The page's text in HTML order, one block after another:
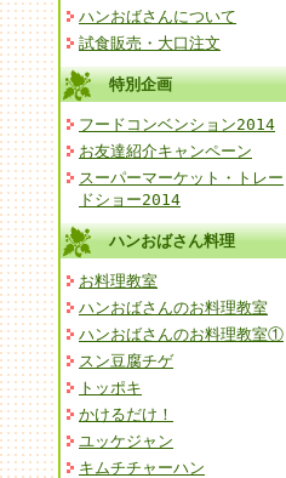
ハンおばさんについて
試食販売・大口注文
特別企画
フードコンベンション2014
お友達紹介キャンペーン
スーパーマーケット・トレー
ドショー2014
ハンおばさん料理
お料理教室
ハンおばさんのお料理教室
ハンおばさんのお料理教室①
スン豆腐チゲ
トッポキ
かけるだけ！
ユッケジャン
キムチチャーハン